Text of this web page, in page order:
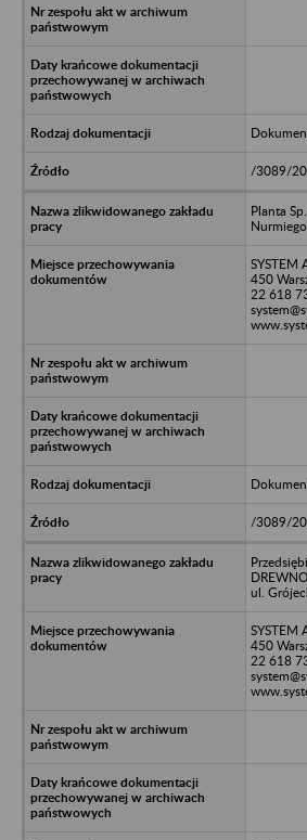
/3089/
Planta
SYSTEM
450
22 618
/3089/
ul.
SYSTEM
450
22 618